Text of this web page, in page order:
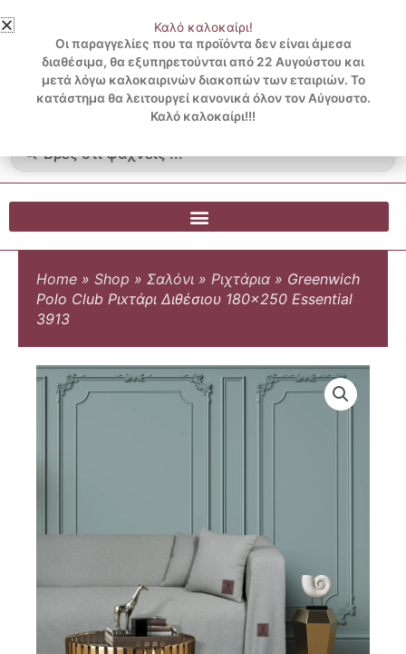
στο
περιεχόμενο
3 ΔΟΣΕΙΣ ΧΩΡΙΣ ΠΙΣΤΩΤΙΚΗ ΜΕ KLARNA
...
Λογαριασμός
Blog
0.00€
0
Cart
Home » Shop » Σαλόνι » Ριχτάρια » Greenwich
Polo Club Ριxτάρι Διθέσιου 180×250 Essential
3913
Καλό καλοκαίρι!
Οι παραγγελίες που τα προϊόντα δεν είναι άμεσα
διαθέσιμα, θα εξυπηρετούνται από 22 Αυγούστου και
μετά λόγω καλοκαιρινών διακοπών των εταιριών. Το
κατάστημα θα λειτουργεί κανονικά όλον τον Αύγουστο.
Καλό καλοκαίρι!!!